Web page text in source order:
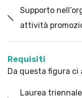
Supporto
attività
Requisiti
Da questa figura ci
Laurea